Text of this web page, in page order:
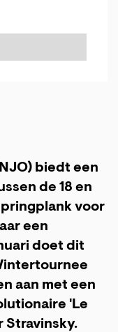
biedt een
de 18 en
voor
een
doet dit
aan met een
'Le
Stravinsky.